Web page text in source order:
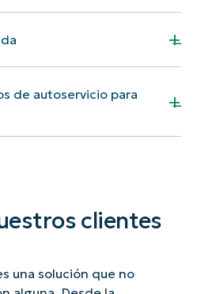
+
de autoservicio para
+
clientes
una solución que no